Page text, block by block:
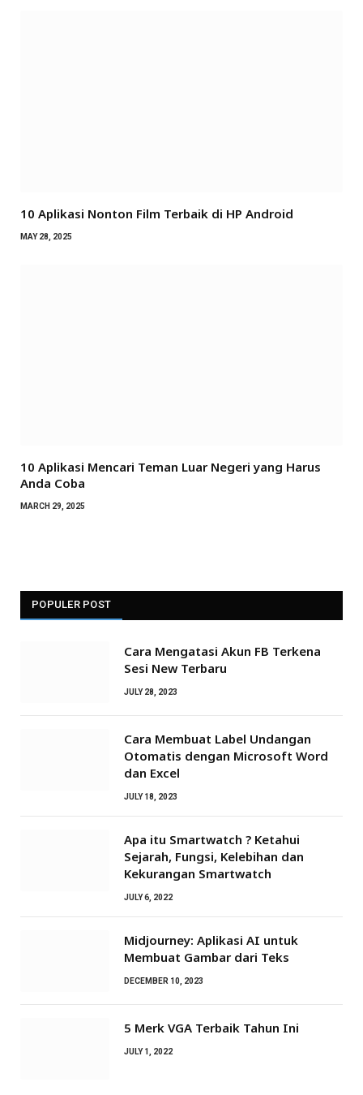
10 Aplikasi Nonton Film Terbaik di HP Android
MAY 28, 2025
10 Aplikasi Mencari Teman Luar Negeri yang Harus
Anda Coba
MARCH 29, 2025
POPULER POST
Cara Mengatasi Akun FB Terkena
Sesi New Terbaru
JULY 28, 2023
Cara Membuat Label Undangan
Otomatis dengan Microsoft Word
dan Excel
JULY 18, 2023
Apa itu Smartwatch ? Ketahui
Sejarah, Fungsi, Kelebihan dan
Kekurangan Smartwatch
JULY 6, 2022
Midjourney: Aplikasi AI untuk
Membuat Gambar dari Teks
DECEMBER 10, 2023
5 Merk VGA Terbaik Tahun Ini
JULY 1, 2022